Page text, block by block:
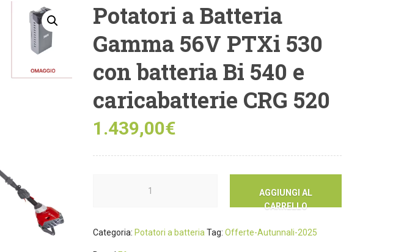
Potatori a Batteria
Gamma 56V PTXi 530
con batteria Bi 540 e
caricabatterie CRG 520
1.439,00€
AGGIUNGI AL
CARRELLO
Categoria: Potatori a batteria Tag:Offerte-Autunnali-2025